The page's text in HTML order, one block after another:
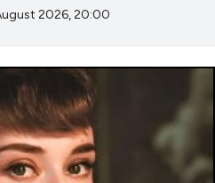
2026, 20:00